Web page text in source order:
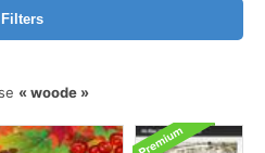
Filters
woode